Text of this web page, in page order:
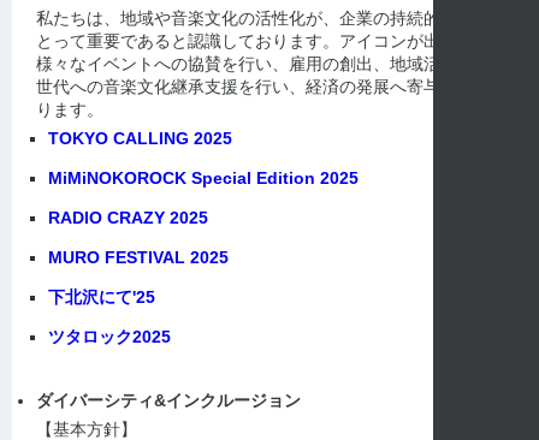
私たちは、地域や音楽文化の活性化が、企業の持続的な発展に
とって重要であると認識しております。アイコンが出演する
様々なイベントへの協賛を行い、雇用の創出、地域活性化、次
世代への音楽文化継承支援を行い、経済の発展へ寄与してまい
ります。
TOKYO CALLING 2025
MiMiNOKOROCK Special Edition 2025
RADIO CRAZY 2025
MURO FESTIVAL 2025
下北沢にて'25
ツタロック2025
ダイバーシティ&インクルージョン
【基本方針】